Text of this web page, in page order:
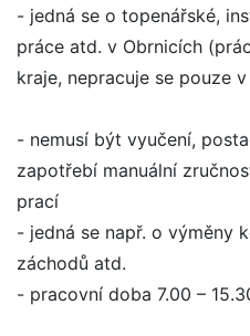
- jedná se o topenářské,
práce atd. v Obrnicích
kraje, nepracuje se pouze
- nemusí být vyučení,
zapotřebí manuální
prací
- jedná se např. o výměny
záchodů atd.
- pracovní doba 7.00 –